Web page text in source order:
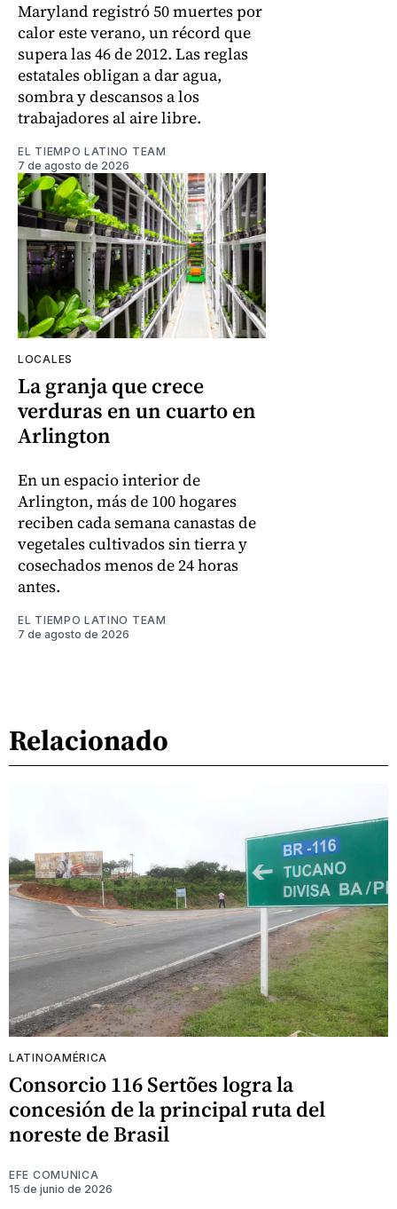
Maryland registró 50 muertes por
calor este verano, un récord que
supera las 46 de 2012. Las reglas
estatales obligan a dar agua,
sombra y descansos a los
trabajadores al aire libre.
EL TIEMPO LATINO TEAM
7 de agosto de 2026
LOCALES
La granja que crece
verduras en un cuarto en
Arlington
En un espacio interior de
Arlington, más de 100 hogares
reciben cada semana canastas de
vegetales cultivados sin tierra y
cosechados menos de 24 horas
antes.
EL TIEMPO LATINO TEAM
7 de agosto de 2026
Relacionado
LATINOAMÉRICA
Consorcio 116 Sertões logra la
concesión de la principal ruta del
noreste de Brasil
EFE COMUNICA
15 de junio de 2026